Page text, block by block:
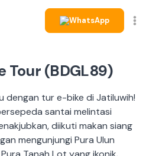
WhatsApp
Tour (BDGL89)
dengan tur e-bike di Jatiluwih!
santai melintasi
diikuti makan siang
mengunjungi Pura Ulun